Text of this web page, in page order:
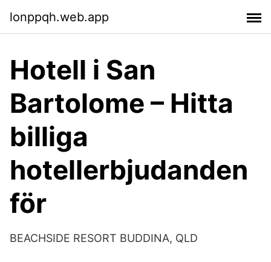
lonppqh.web.app
Hotell i San
Bartolome – Hitta
billiga
hotellerbjudanden
för
BEACHSIDE RESORT BUDDINA, QLD